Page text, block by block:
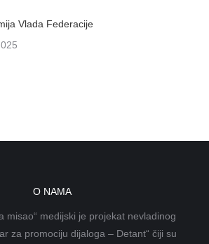
Vlada Federacije
O NAMA
misao“ medijski je projekat nevladinog
za promociju dijaloga – Detant“ čiji su